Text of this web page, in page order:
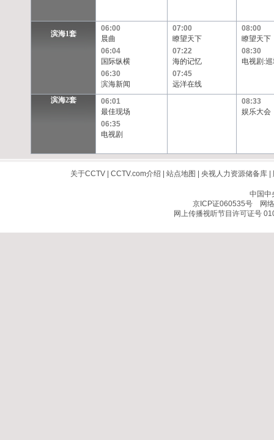
滨海1套
06:00
晨曲
06:04
国际纵横
06:30
滨海新闻
07:00
瞭望天下
07:22
海的记忆
07:45
远洋在线
08:00
瞭望天下
08:30
电视剧:
滨海2套
06:01
最佳现场
06:35
电视剧
08:33
娱乐大会
关于CCTV| CCTV.com介绍 站点地图 央视人力资源储备库|
中国中
京ICP证060535号网络
网上传播视听节目许可证号